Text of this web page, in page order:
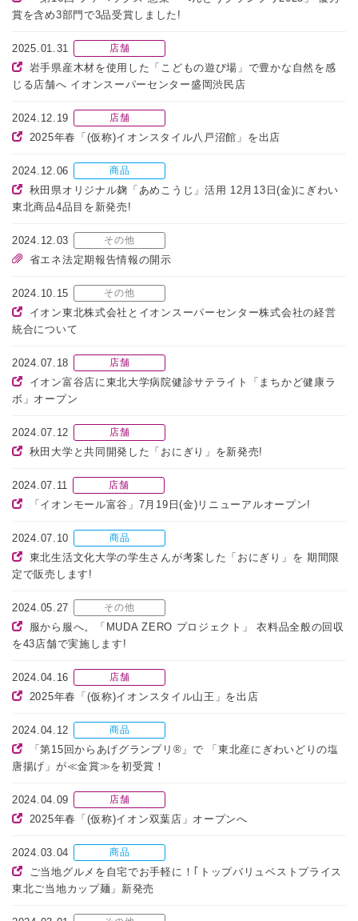
賞を含め3部門で3品受賞しました!
2025.01.31 店舗
岩手県産木材を使用した「こどもの遊び場」で豊かな自然を感
じる店舗へ イオンスーパーセンター盛岡渋民店
2024.12.19 店舗
2025年春「(仮称)イオンスタイル八戸沼館」を出店
2024.12.06 商品
秋田県オリジナル麹「あめこうじ」活用 12月13日(金)にぎわい
東北商品4品目を新発売!
2024.12.03 その他
省エネ法定期報告情報の開示
2024.10.15 その他
イオン東北株式会社とイオンスーパーセンター株式会社の経営
統合について
2024.07.18 店舗
イオン富谷店に東北大学病院健診サテライト「まちかど健康ラ
ボ」オープン
2024.07.12 店舗
秋田大学と共同開発した「おにぎり」を新発売!
2024.07.11 店舗
「イオンモール富谷」7月19日(金)リニューアルオープン!
2024.07.10 商品
東北生活文化大学の学生さんが考案した「おにぎり」を 期間限
定で販売します!
2024.05.27 その他
服から服へ。「MUDA ZERO プロジェクト」 衣料品全般の回収
を43店舗で実施します!
2024.04.16 店舗
2025年春「(仮称)イオンスタイル山王」を出店
2024.04.12 商品
「第15回からあげグランプリ®」で 「東北産にぎわいどりの塩
唐揚げ」が≪金賞≫を初受賞！
2024.04.09 店舗
2025年春「(仮称)イオン双葉店」オープンへ
2024.03.04 商品
ご当地グルメを自宅でお手軽に！｢トップバリュベストプライス
東北ご当地カップ麺」新発売